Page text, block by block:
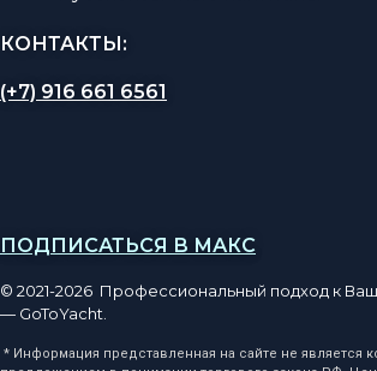
КОНТАКТЫ:
(+7) 916 661 6561
ПОДПИСАТЬСЯ В МАКС
© 2021-2026 Профессиональный подход к
— GoToYacht.
* Информация представленная на сайте не является